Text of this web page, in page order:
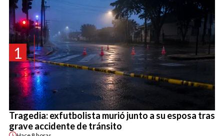
1
Tragedia: exfutbolista murió junto a su esposa tras
grave accidente de tránsito